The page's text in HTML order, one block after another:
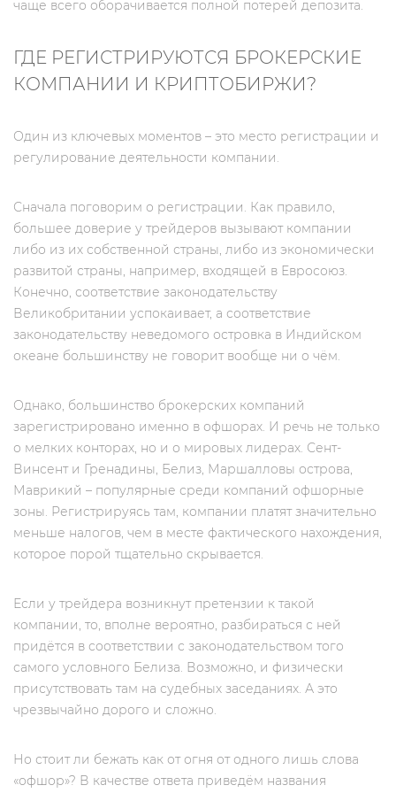
чаще всего оборачивается полной потерей депозита.
ГДЕ РЕГИСТРИРУЮТСЯ БРОКЕРСКИЕ
КОМПАНИИ И КРИПТОБИРЖИ?
Один из ключевых моментов – это место регистрации и
регулирование деятельности компании.
Сначала поговорим о регистрации. Как правило,
большее доверие у трейдеров вызывают компании
либо из их собственной страны, либо из экономически
развитой страны, например, входящей в Евросоюз.
Конечно, соответствие законодательству
Великобритании успокаивает, а соответствие
законодательству неведомого островка в Индийском
океане большинству не говорит вообще ни о чём.
Однако, большинство брокерских компаний
зарегистрировано именно в офшорах. И речь не только
о мелких конторах, но и о мировых лидерах. Сент-
Винсент и Гренадины, Белиз, Маршалловы острова,
Маврикий – популярные среди компаний офшорные
зоны. Регистрируясь там, компании платят значительно
меньше налогов, чем в месте фактического нахождения,
которое порой тщательно скрывается.
Если у трейдера возникнут претензии к такой
компании, то, вполне вероятно, разбираться с ней
придётся в соответствии с законодательством того
самого условного Белиза. Возможно, и физически
присутствовать там на судебных заседаниях. А это
чрезвычайно дорого и сложно.
Но стоит ли бежать как от огня от одного лишь слова
«офшор»? В качестве ответа приведём названия